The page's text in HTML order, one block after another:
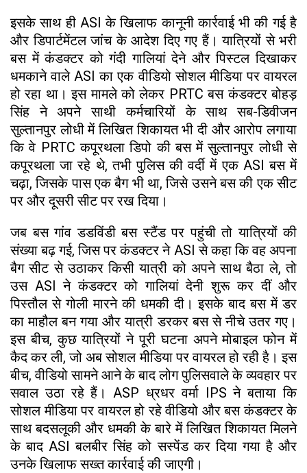
इसके साथ ही ASI के खिलाफ कानूनी कार्रवाई भी की गई है
और डिपार्टमेंटल जांच के आदेश दिए गए हैं। यात्रियों से भरी
बस में कंडक्टर को गंदी गालियां देने और पिस्टल दिखाकर
धमकाने वाले ASI का एक वीडियो सोशल मीडिया पर वायरल
हो रहा था। इस मामले को लेकर PRTC बस कंडक्टर बोहड़
सिंह ने अपने साथी कर्मचारियों के साथ सब-डिवीजन
सुल्तानपुर लोधी में लिखित शिकायत भी दी और आरोप लगाया
कि वे PRTC कपूरथला डिपो की बस में सुल्तानपुर लोधी से
कपूरथला जा रहे थे, तभी पुलिस की वर्दी में एक ASI बस में
चढ़ा, जिसके पास एक बैग भी था, जिसे उसने बस की एक सीट
पर और दूसरी सीट पर रख दिया।
जब बस गांव डडविंडी बस स्टैंड पर पहुंची तो यात्रियों की
संख्या बढ़ गई, जिस पर कंडक्टर ने ASI से कहा कि वह अपना
बैग सीट से उठाकर किसी यात्री को अपने साथ बैठा ले, तो
उस ASI ने कंडक्टर को गालियां देनी शुरू कर दीं और
पिस्तौल से गोली मारने की धमकी दी। इसके बाद बस में डर
का माहौल बन गया और यात्री डरकर बस से नीचे उतर गए।
इस बीच, कुछ यात्रियों ने पूरी घटना अपने मोबाइल फोन में
कैद कर ली, जो अब सोशल मीडिया पर वायरल हो रही है। इस
बीच, वीडियो सामने आने के बाद लोग पुलिसवाले के व्यवहार पर
सवाल उठा रहे हैं। ASP ध्रधर वर्मा IPS ने बताया कि
सोशल मीडिया पर वायरल हो रहे वीडियो और बस कंडक्टर के
साथ बदसलूकी और धमकी के बारे में लिखित शिकायत मिलने
के बाद ASI बलबीर सिंह को सस्पेंड कर दिया गया है और
उनके खिलाफ सख्त कार्रवाई की जाएगी।